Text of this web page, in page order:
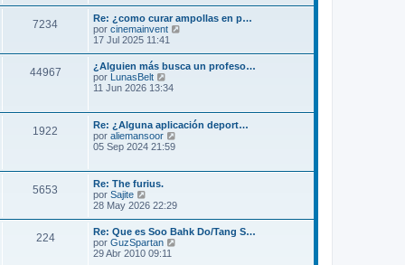
e
m
e
n
a
j
e
t
i
m
o
m
e
n
a
j
e
7234
Re: ¿como curar ampollas en p…
por cinemainvent
l
o
m
a
17 Jul 2025 11:41
44967
¿Alguien más busca un profeso…
por LunasBelt
e
l
t
i
m
m
s
a
e
11 Jun 2026 13:34
1922
Re: ¿Alguna aplicación deport…
por aliemansoor
m
o
m
05 Sep 2024 21:59
5653
Re: The furius.
por Sajite
e
ú
l
t
i
28 May 2026 22:29
224
Re: Que es Soo Bahk Do/Tang S…
por GuzSpartan
29 Abr 2010 09:11